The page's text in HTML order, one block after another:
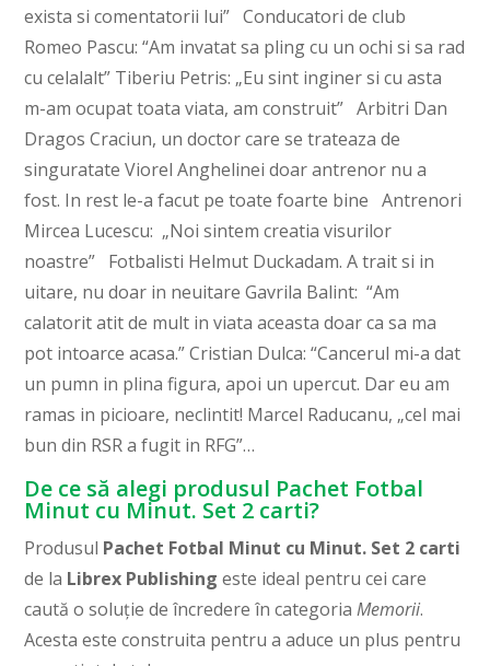
exista si comentatorii lui” Conducatori de club
Romeo Pascu: “Am invatat sa pling cu un ochi si sa rad
cu celalalt” Tiberiu Petris: „Eu sint inginer si cu asta
m-am ocupat toata viata, am construit” Arbitri Dan
Dragos Craciun, un doctor care se trateaza de
singuratate Viorel Anghelinei doar antrenor nu a
fost. In rest le-a facut pe toate foarte bine Antrenori
Mircea Lucescu: „Noi sintem creatia visurilor
noastre” Fotbalisti Helmut Duckadam. A trait si in
uitare, nu doar in neuitare Gavrila Balint: “Am
calatorit atit de mult in viata aceasta doar ca sa ma
pot intoarce acasa.” Cristian Dulca: “Cancerul mi-a dat
un pumn in plina figura, apoi un upercut. Dar eu am
ramas in picioare, neclintit! Marcel Raducanu, „cel mai
bun din RSR a fugit in RFG”…
De ce să alegi produsul Pachet Fotbal
Minut cu Minut. Set 2 carti?
Produsul Pachet Fotbal Minut cu Minut. Set 2 carti
de la Librex Publishing este ideal pentru cei care
caută o soluție de încredere în categoriaMemorii.
Acesta este construita pentru a aduce un plus pentru